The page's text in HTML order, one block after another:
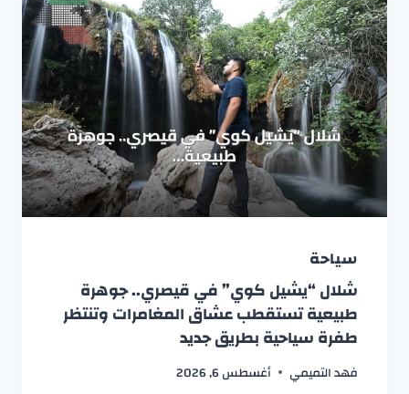
سياحة
شلال “يشيل كوي” في قيصري.. جوهرة
طبيعية تستقطب عشاق المغامرات وتنتظر
طفرة سياحية بطريق جديد
فهد التميمي أغسطس 6, 2026